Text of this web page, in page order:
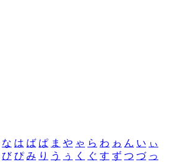
な は ば ぱ ま や ゃ ら わ ゎ ん い ぃ
び ぴ み り う ぅ く ぐ す ず つ づ っ